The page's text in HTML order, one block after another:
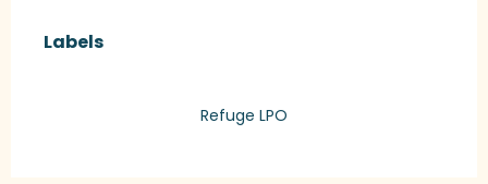
Labels
Labels
Refuge LPO